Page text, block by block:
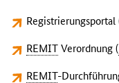
Registrierungsportal
REMITVerordnung (
REMIT-